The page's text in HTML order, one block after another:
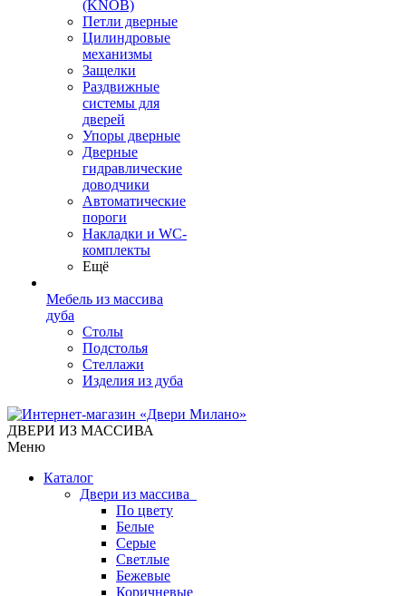
(KNOB)
Петли дверные
Цилиндровые
механизмы
Защелки
Раздвижные
системы для
дверей
Упоры дверные
Дверные
гидравлические
доводчики
Автоматические
пороги
Накладки и WC-
комплекты
Ещё
Мебель из массива
дуба
Столы
Подстолья
Стеллажи
Изделия из дуба
ДВЕРИ ИЗ МАССИВА
Меню
Каталог
Двери из массива
По цвету
Белые
Серые
Светлые
Бежевые
Коричневые